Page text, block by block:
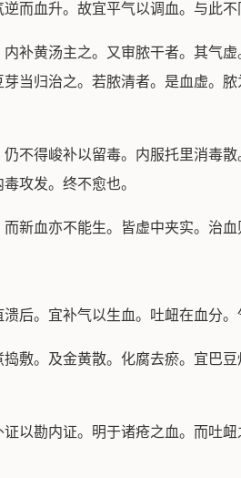
而血升。故宜平气以调血。与此不
黄汤主之。又审脓干者。其气虚
当归治之。若脓清者。是血虚。
得峻补以留毒。内服托里消毒散
攻发。终不愈也。
血亦不能生。皆虚中夹实。治血
。宜补气以生血。吐衄在血分。
。及金黄散。化腐去瘀。宜巴豆
勘内证。明于诸疮之血。而吐衄